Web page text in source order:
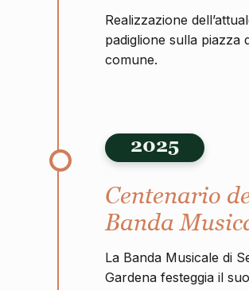
Realizzazione
padiglione sulla piazza
comune.
2025
Centenario
Banda
La Banda Musicale di
Gardena festeggia il